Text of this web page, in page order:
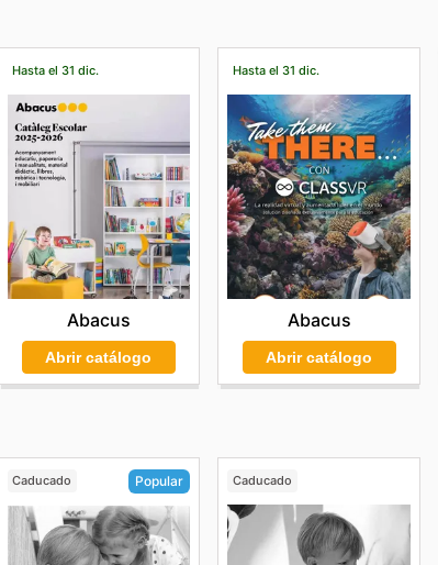
Hasta el 31 dic.
Abacus
Abrir catálogo
Hasta el 31 dic.
Abacus
Abrir catálogo
Caducado Popular Caducado